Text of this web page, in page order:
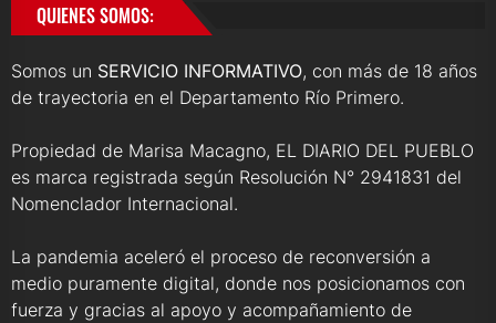
QUIENES SOMOS:
Somos un SERVICIO INFORMATIVO, con más de 18 años
de trayectoria en el Departamento Río Primero.
Propiedad de Marisa Macagno, EL DIARIO DEL PUEBLO
es marca registrada según Resolución N° 2941831 del
Nomenclador Internacional.
La pandemia aceleró el proceso de reconversión a
medio puramente digital, donde nos posicionamos con
fuerza y gracias al apoyo y acompañamiento de